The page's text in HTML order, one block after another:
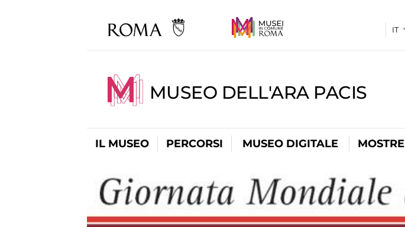
MUSEO DELL'ARA PACIS
IL MUSEO PERCORSI MUSEO DIGITALE MOSTRE